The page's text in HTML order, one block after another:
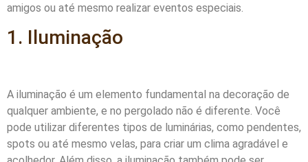
amigos ou até mesmo realizar eventos especiais.
1. Iluminação
A iluminação é um elemento fundamental na decoração de
qualquer ambiente, e no pergolado não é diferente. Você
pode utilizar diferentes tipos de luminárias, como pendentes,
spots ou até mesmo velas, para criar um clima agradável e